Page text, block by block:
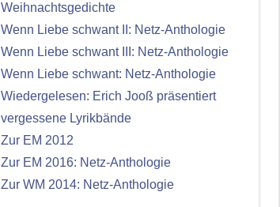
Weihnachtsgedichte
Wenn Liebe schwant II: Netz-Anthologie
Wenn Liebe schwant III: Netz-Anthologie
Wenn Liebe schwant: Netz-Anthologie
Wiedergelesen: Erich Jooß präsentiert
vergessene Lyrikbände
Zur EM 2012
Zur EM 2016: Netz-Anthologie
Zur WM 2014: Netz-Anthologie